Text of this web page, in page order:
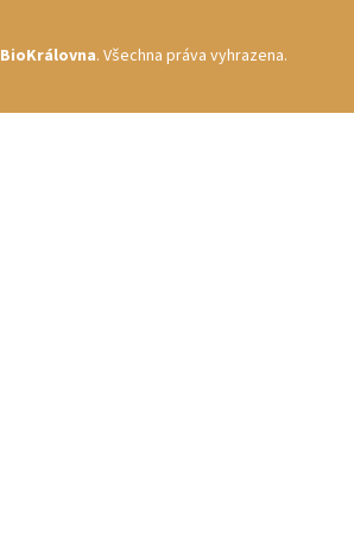
BioKrálovna. Všechna práva vyhrazena.